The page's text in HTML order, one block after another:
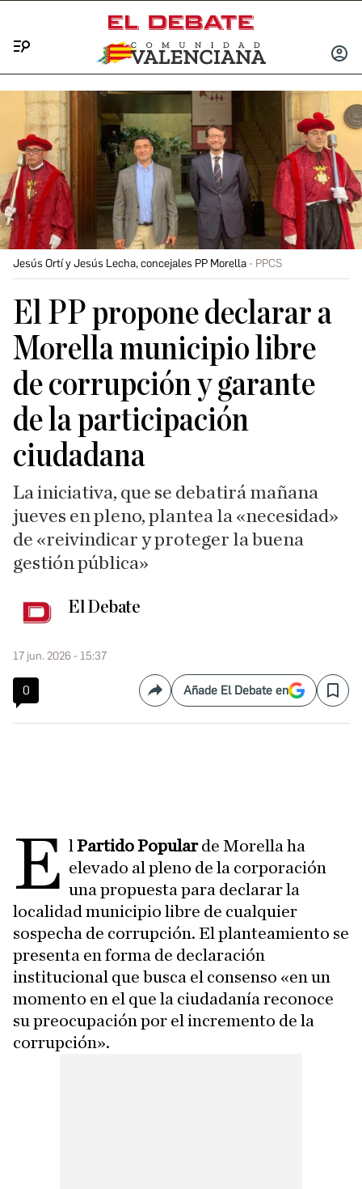
INICIAR
Jesús Ortí y Jesús Lecha, concejales PP Morella PPCS
El PP propone declarar a
Morella municipio libre
de corrupción y garante
de la participación
ciudadana
La iniciativa, que se debatirá mañana
jueves en pleno, plantea la «necesidad»
de «reivindicar y proteger la buena
gestión pública»
El Debate
17 jun. 2026 - 15:37
0 CompartirAñade El Debate en Save
E lPartido Popularde Morella ha
elevado al pleno de la corporación
una propuesta para declarar la
localidad municipio libre de cualquier
sospecha de corrupción. El planteamiento se
presenta en forma de declaración
institucional que busca el consenso «en un
momento en el que la ciudadanía reconoce
su preocupación por el incremento de la
corrupción».